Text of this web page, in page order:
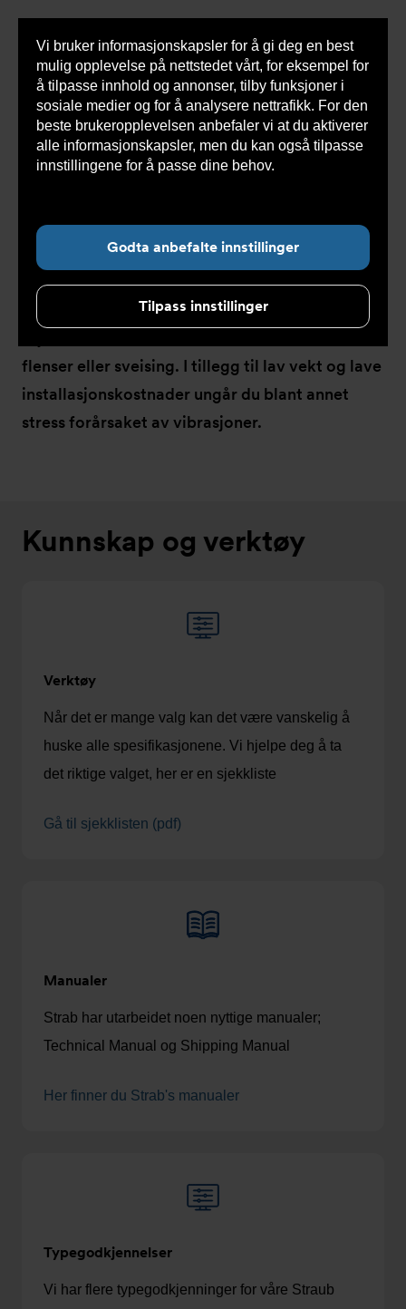
Vi bruker informasjonskapsler for å gi deg en best
mulig opplevelse på nettstedet vårt, for eksempel for
å tilpasse innhold og annonser, tilby funksjoner i
sosiale medier og for å analysere nettrafikk. For den
beste brukeropplevelsen anbefaler vi at du aktiverer
alle informasjonskapsler, men du kan også tilpasse
innstillingene for å passe dine behov.
Godta anbefalte innstillinger
Tilpass innstillinger
Du
her:
Armatec > Løsninger > Rørtekniske løsninger
Rørtekniske løsninger
Med Straub rørkupling kan du raskt og sikkert
flenser eller sveising. I tillegg til lav vekt og lave
installasjonskostnader ungår du blant annet
stress forårsaket av vibrasjoner.
Kunnskap og verktøy
Verktøy
Når det er mange valg kan det være vanskelig å
huske alle spesifikasjonene. Vi hjelpe deg å ta
det riktige valget, her er en sjekkliste
Gå til sjekklisten (pdf)
Manualer
Strab har utarbeidet noen nyttige manualer;
Technical Manual og Shipping Manual
Her finner du Strab's manualer
Typegodkjennelser
Vi har flere typegodkjenninger for våre Straub